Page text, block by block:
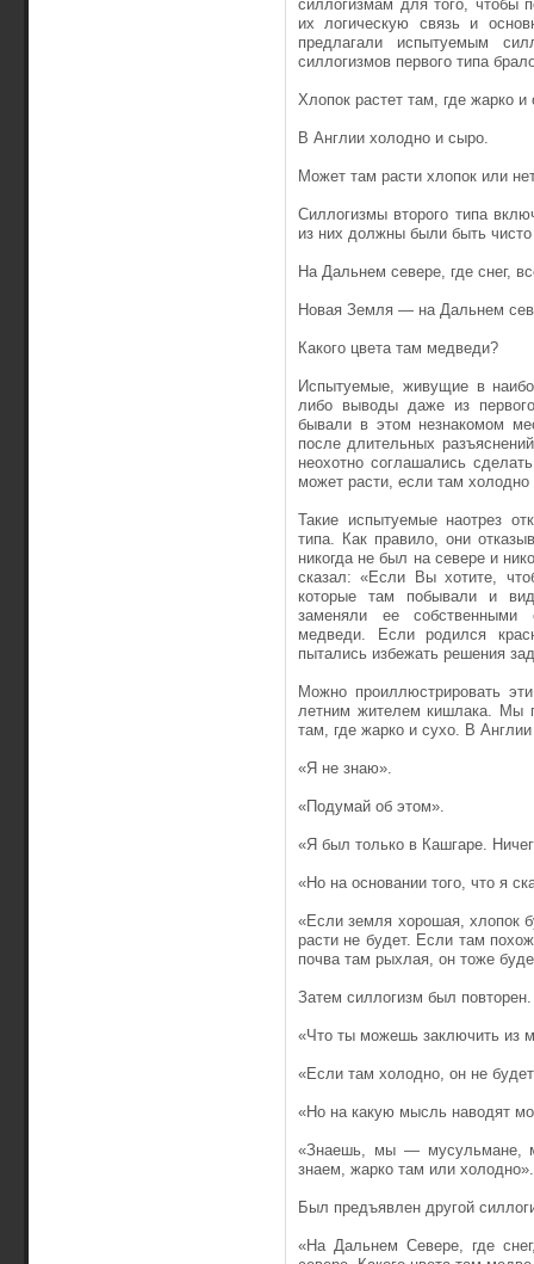
силлогизмам для того, чтобы
их логическую связь и
предлагали испытуемым
силлогизмов первого типа
Хлопок растет там, где жарко и
В Англии холодно и сыро.
Может там расти хлопок или
Силлогизмы второго типа
из них должны были быть
На Дальнем севере, где снег,
Новая Земля — на Дальнем
Какого цвета там медведи?
Испытуемые, живущие в
либо выводы даже из
бывали в этом незнакомом
после длительных
неохотно соглашались
может расти, если там
Такие испытуемые наотрез
типа. Как правило, они
никогда не был на севере и
сказал: «Если Вы хотите,
которые там побывали и
заменяли ее собственными
медведи. Если родился
пытались избежать решения
Можно проиллюстрировать
летним жителем кишлака. Мы
там, где жарко и сухо. В
«Я не знаю».
«Подумай об этом».
«Я был только в Кашгаре.
«Но на основании того, что я
«Если земля хорошая, хлопок
расти не будет. Если там
почва там рыхлая, он тоже
Затем силлогизм был повторен.
«Что ты можешь заключить из
«Если там холодно, он не
«Но на какую мысль наводят
«Знаешь, мы — мусульмане,
знаем, жарко там или холодно».
Был предъявлен другой
«На Дальнем Севере, где